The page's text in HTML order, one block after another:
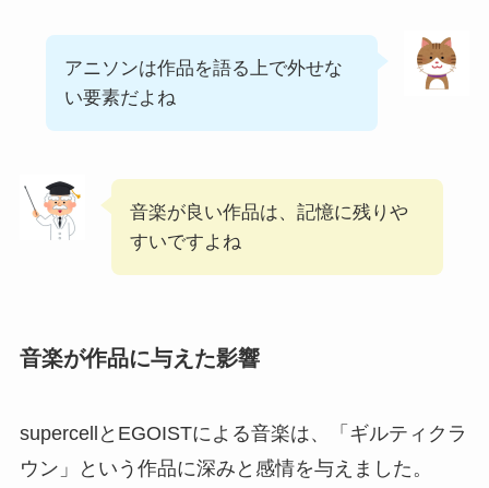
アニソンは作品を語る上で外せな
い要素だよね
音楽が良い作品は、記憶に残りや
すいですよね
音楽が作品に与えた影響
supercellとEGOISTによる音楽は、「ギルティクラ
ウン」という作品に深みと感情を与えました。